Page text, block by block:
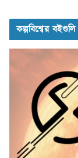
কল্পবিশ্বের বইগুলি